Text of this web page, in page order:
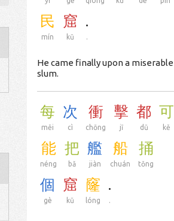
民
mín
窟
kū
.
.
He came finally upon a miserable
slum.
每
měi
次
cì
衝
chōng
擊
jī
都
dū
可
kě
能
néng
把
bǎ
艦
jiàn
船
chuán
捅
tǒng
個
gè
窟
kū
窿
lóng
.
.